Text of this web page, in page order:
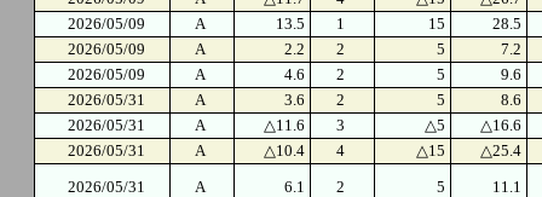
2026/05/09
A 13.5 1 15
28.5
2026/05/09
A 2.2 2 5
7.2
2026/05/09
A 4.6 2 5
9.6
2026/05/31
A 3.6 2 5
8.6
2026/05/31
A △11.6 3 △5
△16.6
2026/05/31
A △10.4 4 △15
△25.4
2026/05/31
A 6.1 2 5 11.1